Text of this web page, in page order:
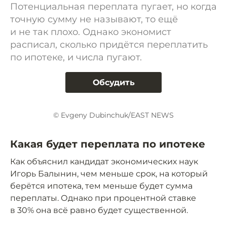
Потенциальная переплата пугает, но когда
точную сумму не называют, то ещё
и не так плохо. Однако экономист
расписал, сколько придётся переплатить
по ипотеке, и числа пугают.
Обсудить
© Evgeny Dubinchuk/EAST NEWS
Какая будет переплата по ипотеке
Как объяснил кандидат экономических наук
Игорь Балынин, чем меньше срок, на который
берётся ипотека, тем меньше будет сумма
переплаты. Однако при процентной ставке
в 30% она всё равно будет существенной.